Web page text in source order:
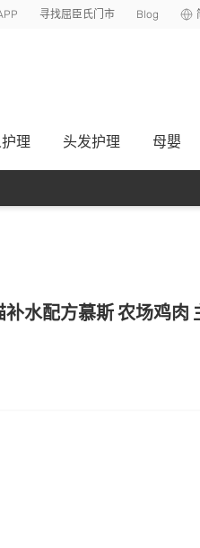
寻找屈臣氏门市 Blog
理 头发护理 母嬰
水配方慕斯 农场鸡肉